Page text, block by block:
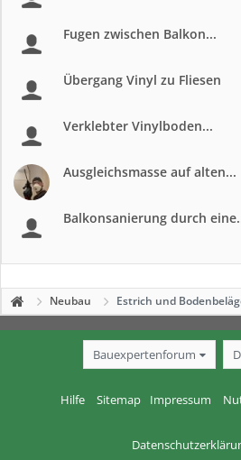
Fugen zwischen Balkon...
Übergang Vinyl zu Fliesen
Verklebter Vinylboden...
Ausgleichsmasse auf alten...
Balkonsanierung durch
Neubau Estrich und
Bauexpertenforum
Hilfe Sitemap Impressum